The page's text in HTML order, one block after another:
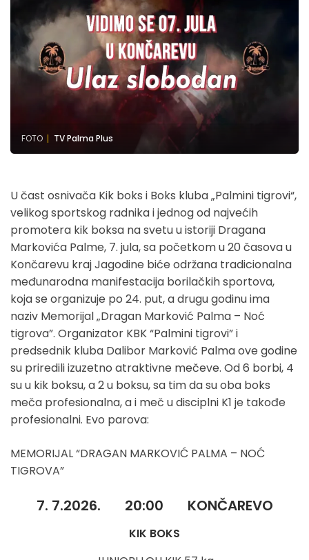
FOTO TV Palma Plus
U čast osnivača Kik boks i Boks kluba „Palmini tigrovi“,
velikog sportskog radnika i jednog od najvećih
promotera kik boksa na svetu u istoriji Dragana
Markovića Palme, 7. jula, sa početkom u 20 časova u
Končarevu kraj Jagodine biće održana tradicionalna
međunarodna manifestacija borilačkih sportova,
koja se organizuje po 24. put, a drugu godinu ima
naziv Memorijal „Dragan Marković Palma – Noć
tigrova”. Organizator KBK “Palmini tigrovi” i
predsednik kluba Dalibor Marković Palma ove godine
su priredili izuzetno atraktivne mečeve. Od 6 borbi, 4
su u kik boksu, a 2 u boksu, sa tim da su oba boks
meča profesionalna, a i meč u disciplni K1 je takođe
profesionalni. Evo parova:
MEMORIJAL “DRAGAN MARKOVIĆ PALMA – NOĆ
TIGROVA”
7. 7.2026. 20:00 KONČAREVO
KIK BOKS